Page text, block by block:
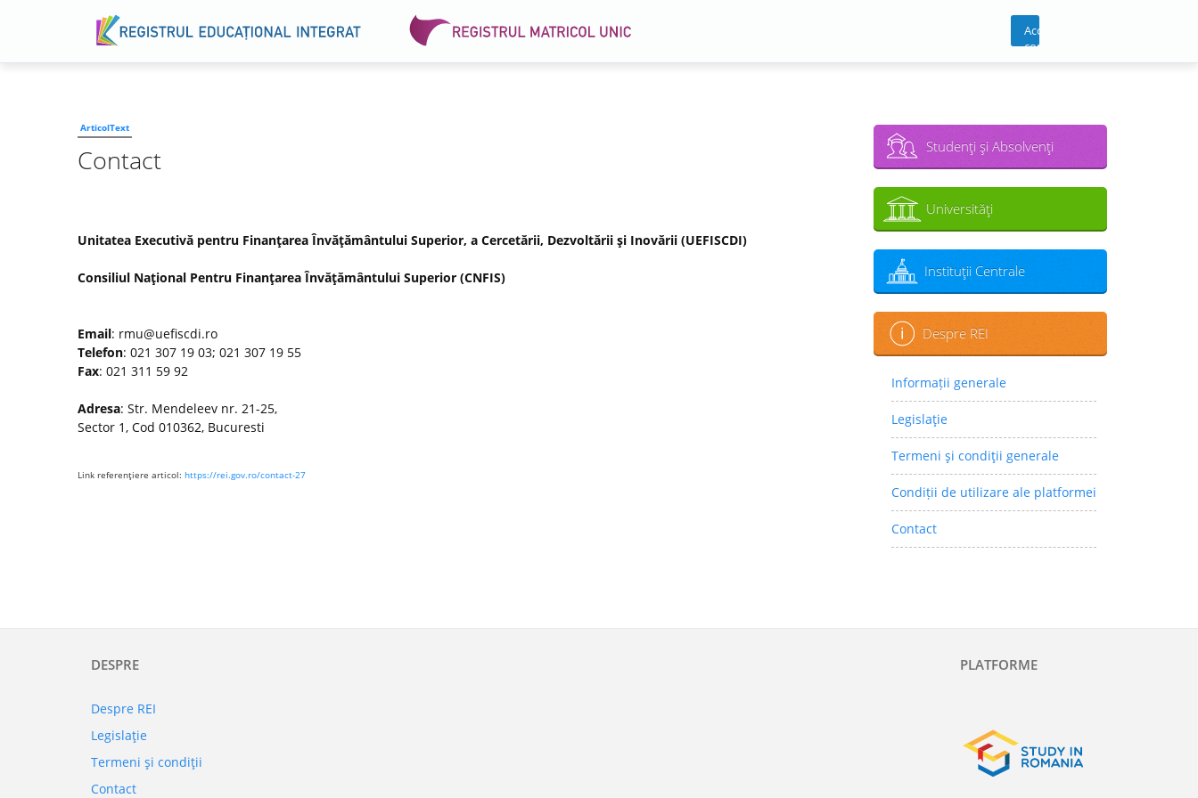
Acces
cont
ArticolText
Contact
Unitatea Executivă pentru Finanţarea Învăţământului Superior, a Cercetării, Dezvoltării şi Inovării (UEFISCDI)
Consiliul Naţional Pentru Finanţarea Învăţământului Superior (CNFIS)
Email: rmu@uefiscdi.ro
Telefon: 021 307 19 03; 021 307 19 55
Fax: 021 311 59 92
Adresa: Str. Mendeleev nr. 21-25,
Sector 1, Cod 010362, Bucuresti
Link referenţiere articol: https://rei.gov.ro/contact-27
Studenţi şi Absolvenţi
Universităţi
Instituţii Centrale
Despre REI
Informații generale
Legislaţie
Termeni şi condiţii generale
Condiții de utilizare ale platformei
Contact
DESPRE
Despre REI
Legislaţie
Termeni şi condiţii
Contact
PLATFORME